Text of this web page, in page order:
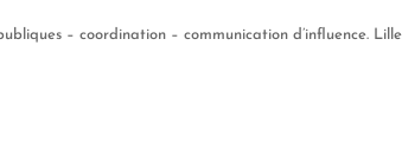
– coordination – communication d’influence.